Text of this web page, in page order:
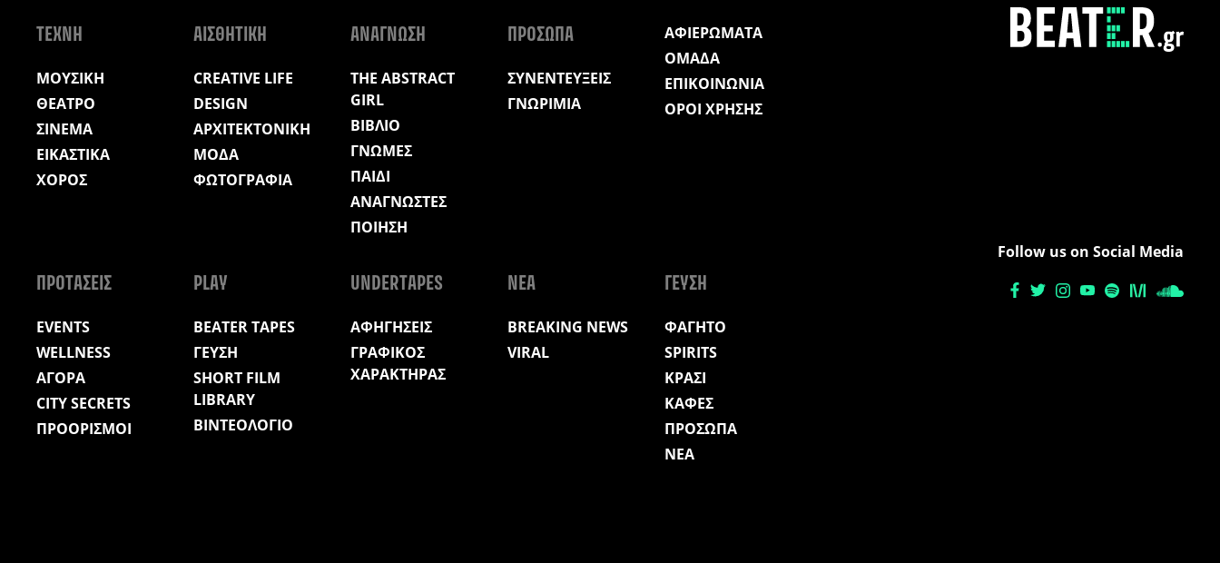
ΤΕΧΝΗ
ΜΟΥΣΙΚΗ
ΘΕΑΤΡΟ
ΣΙΝΕΜΑ
ΕΙΚΑΣΤΙΚΑ
ΧΟΡΟΣ
ΑΙΣΘΗΤΙΚΗ
CREATIVE LIFE
DESIGN
ΑΡΧΙΤΕΚΤΟΝΙΚΗ
ΜΟΔΑ
ΦΩΤΟΓΡΑΦΙΑ
ΑΝΑΓΝΩΣΗ
THE ABSTRACT
GIRL
ΒΙΒΛΙΟ
ΓΝΩΜΕΣ
ΠΑΙΔΙ
ΑΝΑΓΝΩΣΤΕΣ
ΠΟΙΗΣΗ
ΠΡΟΣΩΠΑ
ΣΥΝΕΝΤΕΥΞΕΙΣ
ΓΝΩΡΙΜΙΑ
ΑΦΙΕΡΩΜΑΤΑ
ΟΜΑΔΑ
ΕΠΙΚΟΙΝΩΝΙΑ
ΟΡΟΙ ΧΡΗΣΗΣ
ΠΡΟΤΑΣΕΙΣ
EVENTS
WELLNESS
ΑΓΟΡΑ
CITY SECRETS
ΠΡΟΟΡΙΣΜΟΙ
PLAY
BEATER TAPES
ΓΕΥΣΗ
SHORT FILM
LIBRARY
ΒΙΝΤΕΟΛΟΓΙΟ
UNDERTAPES
ΑΦΗΓΗΣΕΙΣ
ΓΡΑΦΙΚΟΣ
ΧΑΡΑΚΤΗΡΑΣ
ΝΕΑ
BREAKING NEWS
VIRAL
ΓΕΥΣΗ
ΦΑΓΗΤΟ
SPIRITS
ΚΡΑΣΙ
ΚΑΦΕΣ
ΠΡΟΣΩΠΑ
ΝΕΑ
Follow us on Social Media